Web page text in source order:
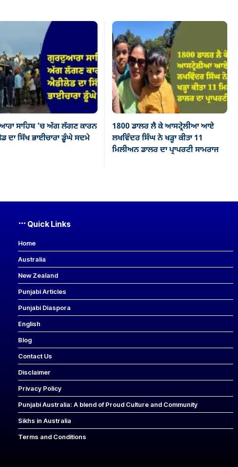
ਸਾਹਿਬ ’ਚ ਅੱਗ ਲੱਗਣ ਕਾਰਨ
ਦਾ ਸਿੱਖ ਭਾਈਚਾਰਾ ਡੂੰਘੇ ਸਦਮੇ
1800 ਡਾਲਰ ਲੈ ਕੇ ਆਸਟ੍ਰੇਲੀਆ ਆਏ
ਲਖਵਿੰਦਰ ਸਿੰਘ ਨੇ ਖੜ੍ਹਾ ਕੀਤਾ 11
ਮਿਲੀਅਨ ਡਾਲਰ ਦਾ ਪ੍ਰਾਪਰਟੀ ਸਾਮਰਾਜ
Quick Links
Home
Australia
New Zealand
Punjabi Articles
Punjabi Diaspora
English
Blog
Contact Us
Disclaimer
Privacy Policy
Punjabi Australia: A blend of Proud Culture and Community
Sikhs in Australia
Terms and Conditions